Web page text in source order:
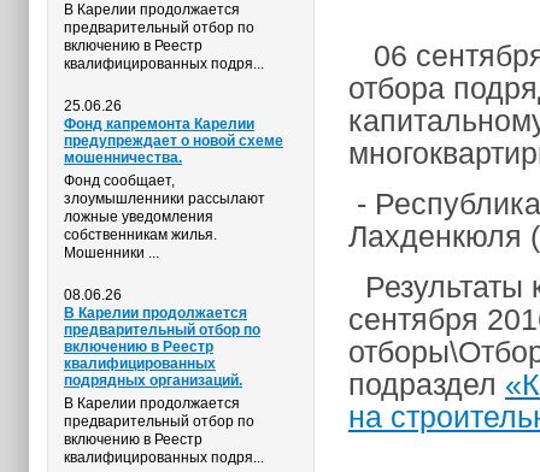
В Карелии продолжается
предварительный отбор по
включению в Реестр
квалифицированных подря...
25.06.26
Фонд капремонта Карелии
предупреждает о новой схеме
мошенничества.
Фонд сообщает,
злоумышленники рассылают
ложные уведомления
собственникам жилья.
Мошенники ...
08.06.26
В Карелии продолжается
предварительный отбор по
включению в Реестр
квалифицированных
подрядных организаций.
В Карелии продолжается
предварительный отбор по
включению в Реестр
квалифицированных подря...
06
отбора
-
Лахденкюля
Результаты
сентября
подраздел
на